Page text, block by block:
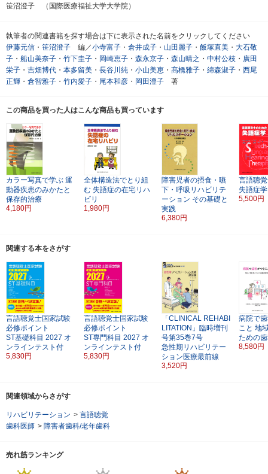
笹沼澄子 （国際医療福祉大学大学院）
執筆者の関連書籍を探す場合は下に表示された名前をクリックしてください
伊藤元信 ・ 笹沼澄子 編／小寺富子 ・ 倉井成子 ・ 山田麗子 ・ 飯塚直美 ・ 大石敬
子 ・ 船山美奈子 ・ 竹下圭子 ・ 岡崎恵子 ・ 森永京子 ・ 森山晴之 ・ 中村公枝 ・ 廣田
栄子 ・ 吉畑博代 ・ 本多留美 ・ 長谷川純 ・ 小山美恵 ・ 髙橋雅子 ・ 綿森淑子 ・ 西尾
正輝 ・ 倉智雅子 ・ 竹内愛子 ・ 尾本和彦 ・ 岡田澄子 著
この商品を買った人はこんな商品も買っています
カラー写真で学ぶ 運
動器疾患のみかたと
保存的治療
4,180円
全体構造法でとり組
む 失語症の在宅リハ
ビリ
1,980円
障害児者の摂食・嚥
下・呼吸リハビリテ
ーション その基礎と
実践
6,380円
言語聴
失語症学
5,500円
関連する本をさがす
言語聴覚士国家試験
必修ポイント
ST基礎科目 2027 オ
ンラインテスト付
5,830円
言語聴覚士国家試験
必修ポイント
ST専門科目 2027 オ
ンラインテスト付
5,830円
「CLINICAL REHABI
LITATION」臨時増刊
号第35巻7号
急性期リハビリテー
ション医療最前線
3,520円
病院で
こと 地
ための
8,580円
関連領域からさがす
リハビリテーション > 言語聴覚
歯科医師 > 障害者歯科/老年歯科
売れ筋ランキング